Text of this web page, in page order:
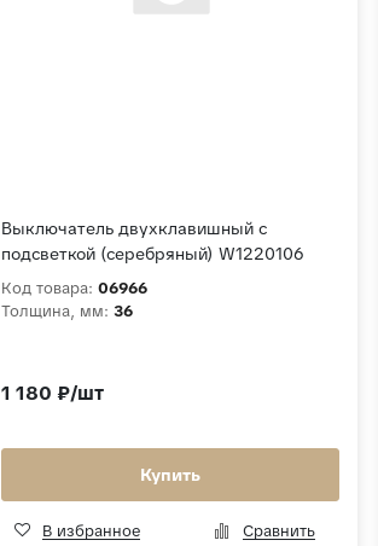
Выключатель двухклавишный с
подсветкой (серебряный) W1220106
Код товара: 06966
Толщина, мм: 36
1 180 ₽/шт
Купить
В избранное Сравнить